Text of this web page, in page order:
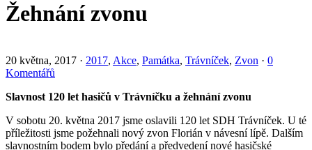
Žehnání zvonu
20 května, 2017 · 2017, Akce, Památka, Trávníček, Zvon · 0
Komentářů
Slavnost 120 let hasičů v Trávníčku a žehnání zvonu
V sobotu 20. května 2017 jsme oslavili 120 let SDH Trávníček. U té
příležitosti jsme požehnali nový zvon Florián v návesní lípě. Dalším
slavnostním bodem bylo předání a předvedení nové hasičské